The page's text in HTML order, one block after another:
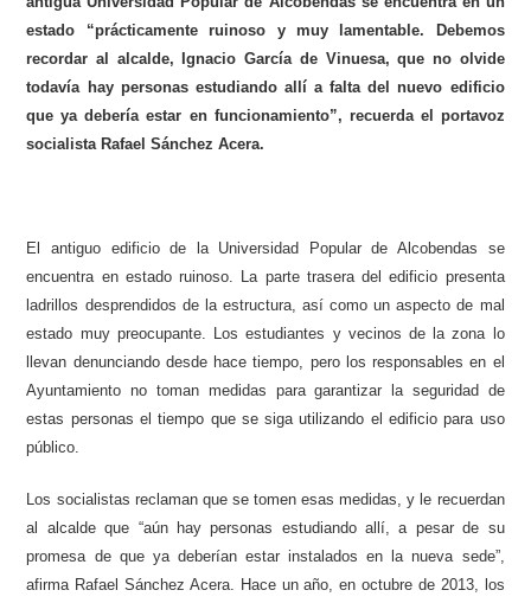
estado “prácticamente ruinoso y muy lamentable. Debemos
recordar al alcalde, Ignacio García de Vinuesa, que no olvide
todavía hay personas estudiando allí a falta del nuevo edificio
que ya debería estar en funcionamiento”, recuerda el portavoz
socialista Rafael Sánchez Acera.
El antiguo edificio de la Universidad Popular de Alcobendas se
encuentra en estado ruinoso. La parte trasera del edificio presenta
ladrillos desprendidos de la estructura, así como un aspecto de mal
estado muy preocupante. Los estudiantes y vecinos de la zona lo
llevan denunciando desde hace tiempo, pero los responsables en el
Ayuntamiento no toman medidas para garantizar la seguridad de
estas personas el tiempo que se siga utilizando el edificio para uso
público.
Los socialistas reclaman que se tomen esas medidas, y le recuerdan
al alcalde que “aún hay personas estudiando allí, a pesar de su
promesa de que ya deberían estar instalados en la nueva sede”,
afirma Rafael Sánchez Acera. Hace un año, en octubre de 2013, los